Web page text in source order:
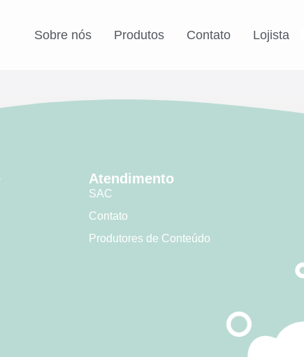
Sobre nós Produtos Contato Lojista
Atendimento
SAC
Contato
Produtores de Conteúdo